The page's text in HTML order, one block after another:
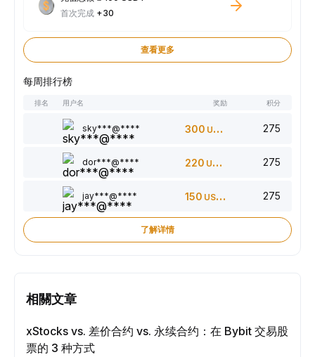
首次完成 +30
查看更多
每周排行榜
排名 用户名 奖励 积分
sky***@**** 300 USDT 275
dor***@**** 220 USDT 275
jay***@**** 150 USDT 275
了解详情
相關文章
xStocks vs. 差价合约 vs. 永续合约：在 Bybit 交易股
票的 3 种方式